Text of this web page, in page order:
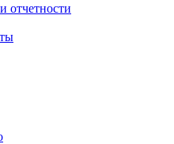
отчетности